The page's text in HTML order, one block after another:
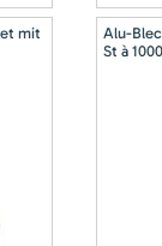
mit
Alu-
St à